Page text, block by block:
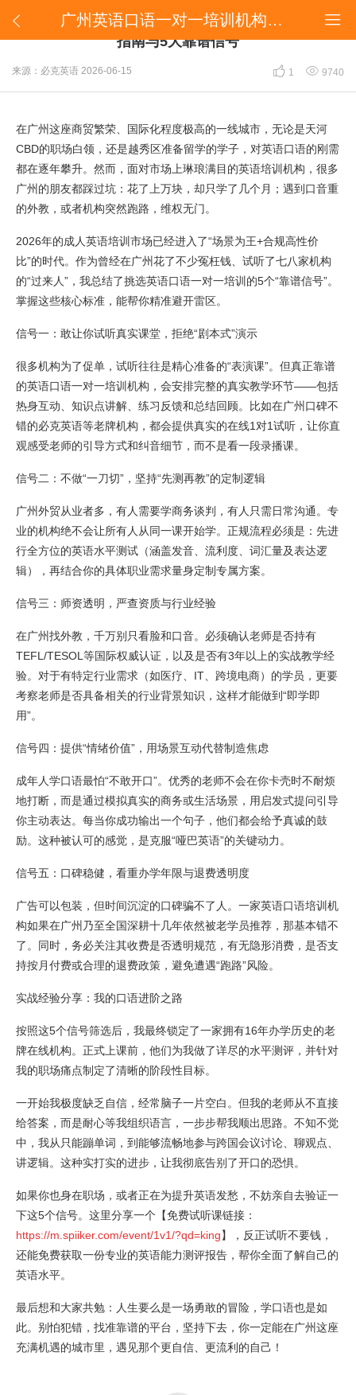
 
广州英语口语一对一培训机构哪个好？2026年避坑指南与5大靠谱信号
广州英语口语一对一培训机构哪个好？2026年避坑
指南与5大靠谱信号
来源：必克英语 2026-06-15  1  9740
在广州这座商贸繁荣、国际化程度极高的一线城市，无论是天河
CBD的职场白领，还是越秀区准备留学的学子，对英语口语的刚需
都在逐年攀升。然而，面对市场上琳琅满目的英语培训机构，很多
广州的朋友都踩过坑：花了上万块，却只学了几个月；遇到口音重
的外教，或者机构突然跑路，维权无门。
2026年的成人英语培训市场已经进入了“场景为王+合规高性价
比”的时代。作为曾经在广州花了不少冤枉钱、试听了七八家机构
的“过来人”，我总结了挑选英语口语一对一培训的5个“靠谱信号”。
掌握这些核心标准，能帮你精准避开雷区。
信号一：敢让你试听真实课堂，拒绝“剧本式”演示
很多机构为了促单，试听往往是精心准备的“表演课”。但真正靠谱
的英语口语一对一培训机构，会安排完整的真实教学环节——包括
热身互动、知识点讲解、练习反馈和总结回顾。比如在广州口碑不
错的必克英语等老牌机构，都会提供真实的在线1对1试听，让你直
观感受老师的引导方式和纠音细节，而不是看一段录播课。
信号二：不做“一刀切”，坚持“先测再教”的定制逻辑
广州外贸从业者多，有人需要学商务谈判，有人只需日常沟通。专
业的机构绝不会让所有人从同一课开始学。正规流程必须是：先进
行全方位的英语水平测试（涵盖发音、流利度、词汇量及表达逻
辑），再结合你的具体职业需求量身定制专属方案。
信号三：师资透明，严查资质与行业经验
在广州找外教，千万别只看脸和口音。必须确认老师是否持有
TEFL/TESOL等国际权威认证，以及是否有3年以上的实战教学经
验。对于有特定行业需求（如医疗、IT、跨境电商）的学员，更要
考察老师是否具备相关的行业背景知识，这样才能做到“即学即
用”。
信号四：提供“情绪价值”，用场景互动代替制造焦虑
成年人学口语最怕“不敢开口”。优秀的老师不会在你卡壳时不耐烦
地打断，而是通过模拟真实的商务或生活场景，用启发式提问引导
你主动表达。每当你成功输出一个句子，他们都会给予真诚的鼓
励。这种被认可的感觉，是克服“哑巴英语”的关键动力。
信号五：口碑稳健，看重办学年限与退费透明度
广告可以包装，但时间沉淀的口碑骗不了人。一家英语口语培训机
构如果在广州乃至全国深耕十几年依然被老学员推荐，那基本错不
了。同时，务必关注其收费是否透明规范，有无隐形消费，是否支
持按月付费或合理的退费政策，避免遭遇“跑路”风险。
实战经验分享：我的口语进阶之路
按照这5个信号筛选后，我最终锁定了一家拥有16年办学历史的老
牌在线机构。正式上课前，他们为我做了详尽的水平测评，并针对
我的职场痛点制定了清晰的阶段性目标。
一开始我极度缺乏自信，经常脑子一片空白。但我的老师从不直接
给答案，而是耐心等我组织语言，一步步帮我顺出思路。不知不觉
中，我从只能蹦单词，到能够流畅地参与跨国会议讨论、聊观点、
讲逻辑。这种实打实的进步，让我彻底告别了开口的恐惧。
如果你也身在职场，或者正在为提升英语发愁，不妨亲自去验证一
下这5个信号。这里分享一个【免费试听课链接：
https://m.spiiker.com/event/1v1/?qd=king】，反正试听不要钱，
还能免费获取一份专业的英语能力测评报告，帮你全面了解自己的
英语水平。
最后想和大家共勉：人生要么是一场勇敢的冒险，学口语也是如
此。别怕犯错，找准靠谱的平台，坚持下去，你一定能在广州这座
充满机遇的城市里，遇见那个更自信、更流利的自己！